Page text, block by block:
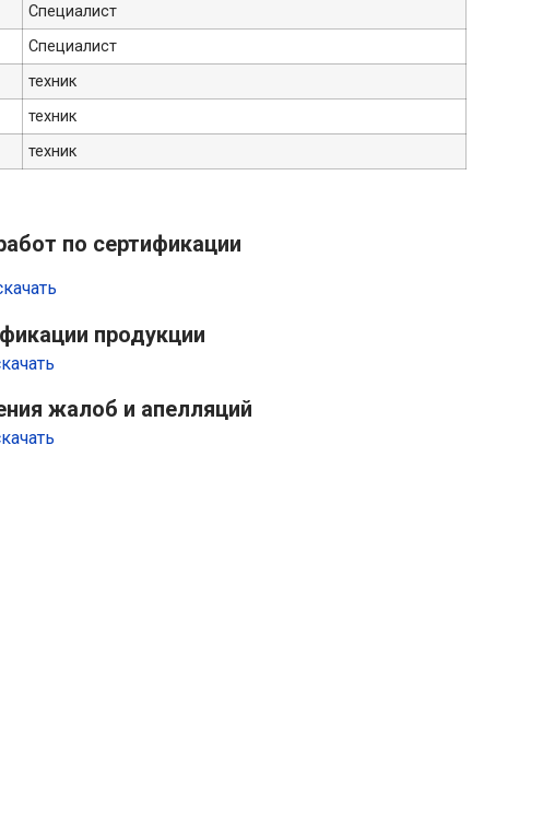
Специалист
Специалист
техник
техник
техник
по сертификации
продукции
жалоб и апелляций